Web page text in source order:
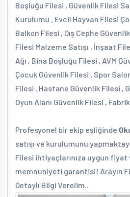
Boşluğu Filesi , Güvenlik Filesi
Kurulumu , Evcil Hayvan Filesi
Balkon Filesi , Dış Cephe
Filesi Malzeme Satışı , İnşaat
Ağı , Bina Boşluğu Filesi , AVM
Çocuk Güvenlik Filesi , Spor
Filesi , Hastane Güvenlik Filesi ,
Oyun Alanı Güvenlik Filesi ,
Profesyonel bir ekip eşliğinde
satışı ve kurulumunu
Filesi ihtiyaçlarınıza uygun
memnuniyeti garantisi! Arayın
Detaylı Bilgi Verelim..